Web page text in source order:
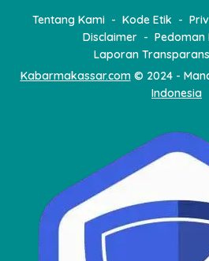
Tentang Kami Kode Etik
Disclaimer
Pedoman
Laporan
Kabarmakassar.com© 2024 -
Indonesia